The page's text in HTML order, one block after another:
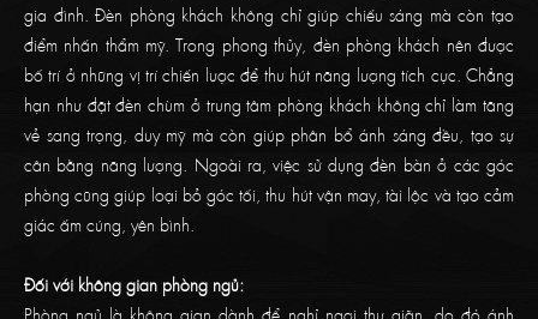
gia đình. Đèn phòng khách không chỉ giúp chiếu sáng mà còn tạo
điểm nhấn thẩm mỹ. Trong phong thủy, đèn phòng khách nên được
bố trí ở những vị trí chiến lược để thu hút năng lượng tích cực. Chẳng
hạn như đặt đèn chùm ở trung tâm phòng khách không chỉ làm tăng
vẻ sang trọng, duy mỹ mà còn giúp phân bổ ánh sáng đều, tạo sự
cân bằng năng lượng. Ngoài ra, việc sử dụng đèn bàn ở các góc
phòng cũng giúp loại bỏ góc tối, thu hút vận may, tài lộc và tạo cảm
giác ấm cúng, yên bình.
Đối với không gian phòng ngủ:
Phòng ngủ là không gian dành để nghỉ ngơi thư giãn, do đó ánh